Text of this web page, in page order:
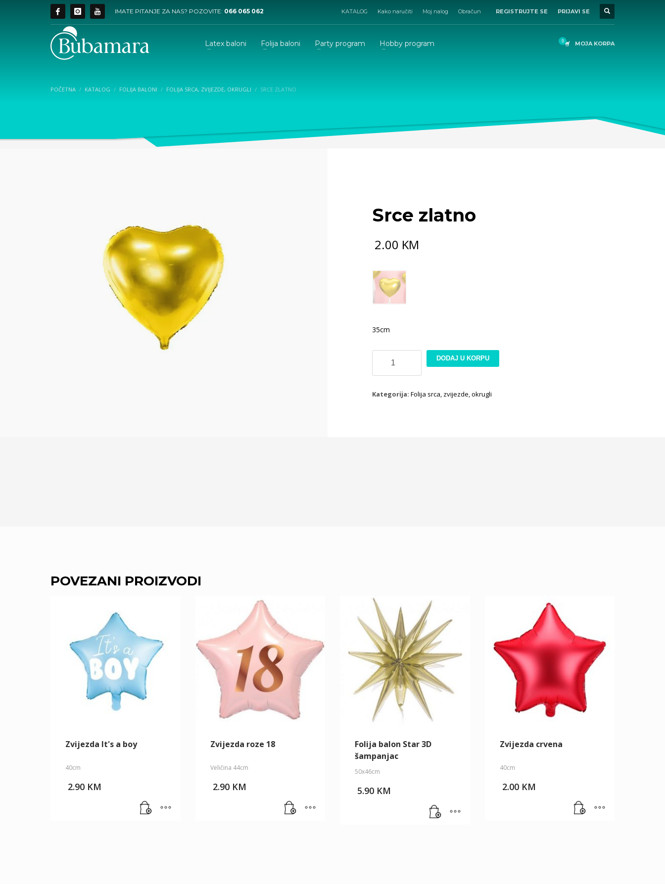
IMATE PITANJE ZA NAS? POZOVITE: 066 065 062 KATALOG Kako naručiti Moj nalog Obračun REGISTRUJTE SE PRIJAVI SE
Latex baloni Folija baloni Party program Hobby program MOJA KORPA
POČETNA KATALOG FOLIJA BALONI FOLIJA SRCA, ZVIJEZDE, OKRUGLI SRCE ZLATNO
Srce zlatno
2.00 KM
35cm
zlatno
količina
DODAJ U KORPU
Kategorija: Folija srca, zvijezde, okrugli
POVEZANI PROIZVODI
Zvijezda It's a boy
40cm
2.90 KM
Zvijezda roze 18
Veličina 44cm
2.90 KM
Folija balon Star 3D
šampanjac
50x46cm
5.90 KM
Zvijezda crvena
40cm
2.00 KM